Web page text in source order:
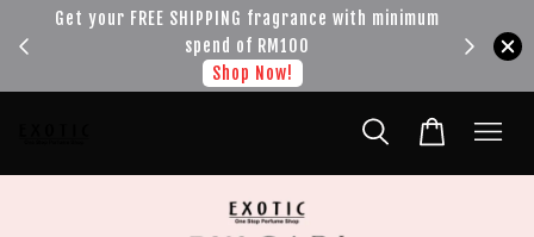
Get your FREE SHIPPING fragrance with minimum
spend of RM100
Shop Now!